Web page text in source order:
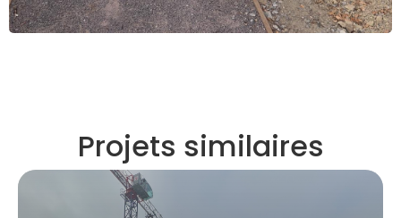
Projets similaires